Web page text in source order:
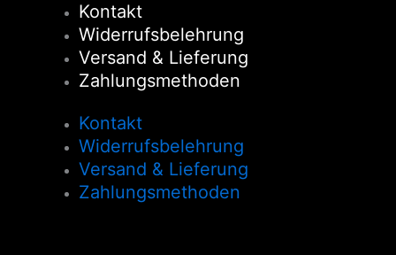
Kontakt
Widerrufsbelehrung
Versand & Lieferung
Zahlungsmethoden
Kontakt
Widerrufsbelehrung
Versand & Lieferung
Zahlungsmethoden